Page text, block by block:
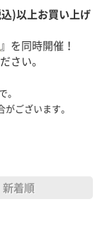
)以上お買い上げ
』を同時開催！
さい。
。
ございます。
新着順